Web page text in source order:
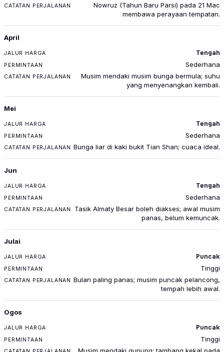
Nowruz (Tahun Baru Parsi) pada 21 Mac
membawa perayaan tempatan.
April
Tengah
Sederhana
Musim mendaki musim bunga bermula; suhu
yang menyenangkan kembali.
Mei
Tengah
Sederhana
Bunga liar di kaki bukit Tian Shan; cuaca ideal.
Jun
Tengah
Sederhana
Tasik Almaty Besar boleh diakses; awal musim
panas, belum kemuncak.
Julai
Puncak
Tinggi
Bulan paling panas; musim puncak pelancong,
tempah lebih awal.
Ogos
Puncak
Tinggi